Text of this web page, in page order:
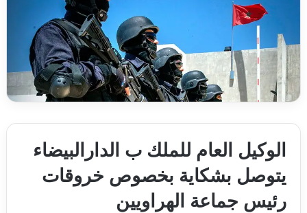
الوكيل العام للملك ب الدارالبيضاء
يتوصل بشكاية بخصوص خروقات
رئيس جماعة الهراويين